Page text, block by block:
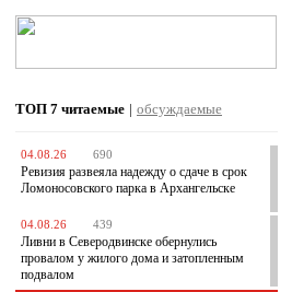
ТОП 7 читаемые | обсуждаемые
04.08.26 690
Ревизия развеяла надежду о сдаче в срок
Ломоносовского парка в Архангельске
04.08.26 439
Ливни в Северодвинске обернулись
провалом у жилого дома и затопленным
подвалом